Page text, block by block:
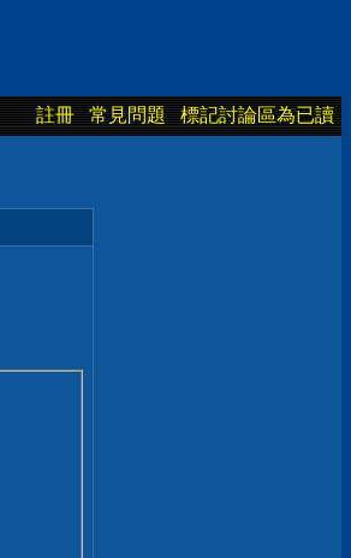
註冊 常見問題 標記討論區為已讀